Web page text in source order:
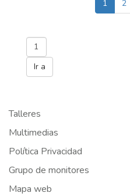
1 2
Talleres
Multimedias
Política Privacidad
Grupo de monitores
Mapa web